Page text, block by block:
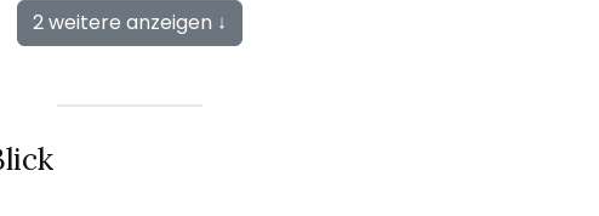
2 weitere anzeigen ↓